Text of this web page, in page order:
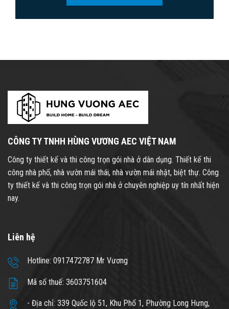
CÔNG TY TNHH HÙNG VƯƠNG AEC VIỆT NAM
Công ty thiết kế và thi công trọn gói nhà ở dân dụng. Thiết kế thi
công nhà phố, nhà vườn mái thái, nhà vườn mái nhật, biệt thự. Công
ty thiết kế và thi công trọn gói nhà ở chuyên nghiệp uy tín nhất hiện
nay.
Liên hệ
Hotline: 0917472787 Mr Vương
Mã số thuế: 3603751604
- Địa chỉ: 339 Quốc lộ 51, Khu Phố 1, Phường Long Hưng,